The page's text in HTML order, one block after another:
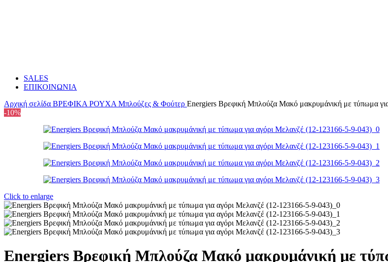
SALES
ΕΠΙΚΟΙΝΩΝΙΑ
Αρχική σελίδα ΒΡΕΦΙΚΑ ΡΟΥΧΑ Mπλούζες & Φούτερ Energiers Βρεφική Μπλούζα Μακό μακρυμάνική με τύπωμα
-10%
Click to enlarge
Energiers Βρεφική Μπλούζα Μακό μακρυμάνική με